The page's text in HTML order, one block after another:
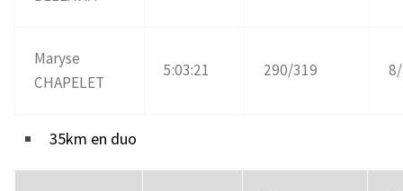
Maryse
CHAPELET
5:03:21 290/319
35km en duo